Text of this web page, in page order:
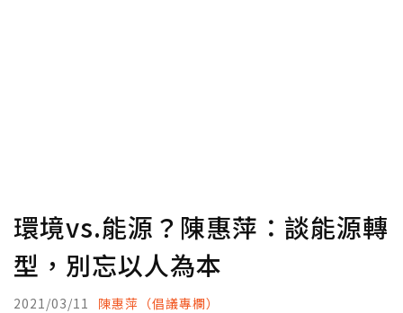
環境vs.能源？陳惠萍：談能源轉
型，別忘以人為本
2021/03/11 陳惠萍（倡議專欄）